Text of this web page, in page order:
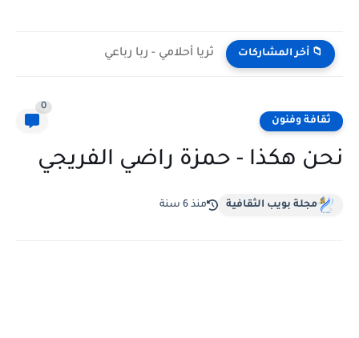
📁 أخر المشاركات ثريا أحلامي - ربا رباعي
ثقافة وفنون
0
نحن هكذا - حمزة راضي الفريجي
مجلة بويب الثقافية منذ 6 سنة